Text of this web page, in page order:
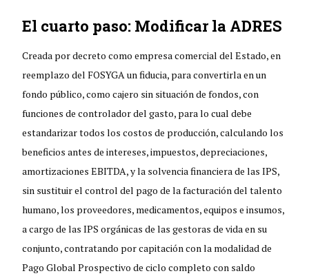
El cuarto paso: Modificar la ADRES
Creada por decreto como empresa comercial del Estado, en
reemplazo del FOSYGA un fiducia, para convertirla en un
fondo público, como cajero sin situación de fondos, con
funciones de controlador del gasto, para lo cual debe
estandarizar todos los costos de producción, calculando los
beneficios antes de intereses, impuestos, depreciaciones,
amortizaciones EBITDA, y la solvencia financiera de las IPS,
sin sustituir el control del pago de la facturación del talento
humano, los proveedores, medicamentos, equipos e insumos,
a cargo de las IPS orgánicas de las gestoras de vida en su
conjunto, contratando por capitación con la modalidad de
Pago Global Prospectivo de ciclo completo con saldo